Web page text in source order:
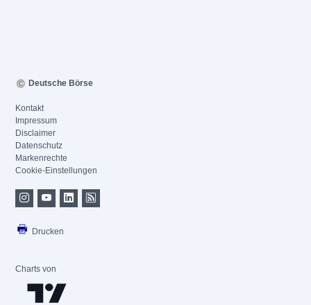
Deutsche Börse
Kontakt
Impressum
Disclaimer
Datenschutz
Markenrechte
Cookie-Einstellungen
Drucken
Charts von